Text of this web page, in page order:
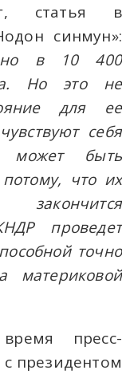
статья в
синмун»:
в 10 400
Но это не
для ее
себя
может быть
что их
проведет
точно
материковой
пресс-
президентом